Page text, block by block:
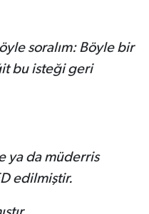
soralım: Böyle bir
bu isteği geri
ya da müderris
edilmiştir.